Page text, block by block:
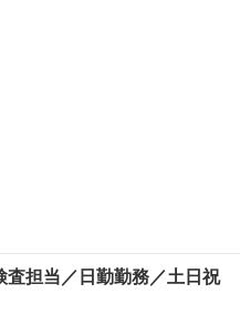
査担当／日勤勤務／土日祝